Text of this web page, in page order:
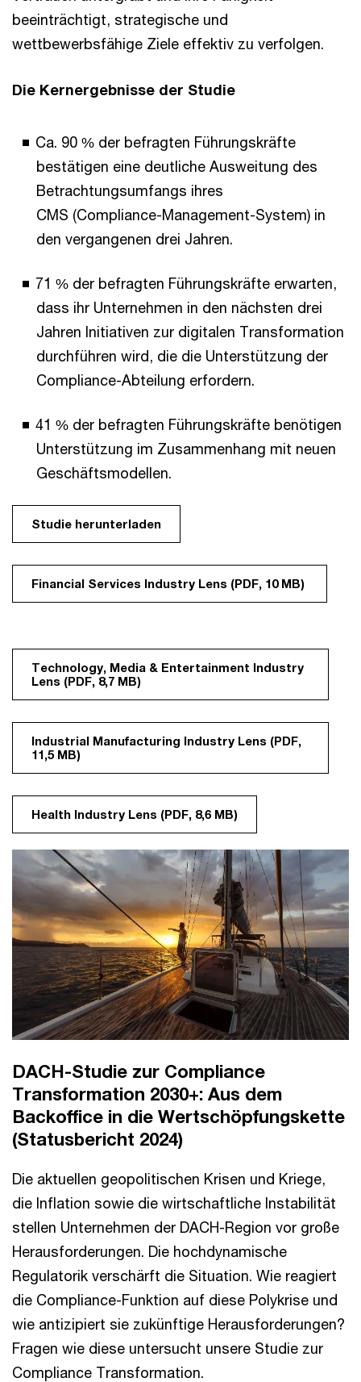
beeinträchtigt, strategische und
wettbewerbsfähige Ziele effektiv zu verfolgen.
Die Kernergebnisse der Studie
Ca. 90 % der befragten Führungskräfte
bestätigen eine deutliche Ausweitung des
Betrachtungsumfangs ihres
CMS (Compliance-Management-System) in
den vergangenen drei Jahren.
71 % der befragten Führungskräfte erwarten,
dass ihr Unternehmen in den nächsten drei
Jahren Initiativen zur digitalen Transformation
durchführen wird, die die Unterstützung der
Compliance-Abteilung erfordern.
41 % der befragten Führungskräfte benötigen
Unterstützung im Zusammenhang mit neuen
Geschäftsmodellen.
Studie herunterladen
Financial Services Industry Lens (PDF, 10 MB)
Technology, Media & Entertainment Industry
Lens (PDF, 8,7 MB)
Industrial Manufacturing Industry Lens (PDF,
11,5 MB)
Health Industry Lens (PDF, 8,6 MB)
DACH-Studie zur Compliance
Transformation 2030+: Aus dem
Backoffice in die Wertschöpfungskette
(Statusbericht 2024)
Die aktuellen geopolitischen Krisen und Kriege,
die Inflation sowie die wirtschaftliche Instabilität
stellen Unternehmen der DACH-Region vor große
Herausforderungen. Die hochdynamische
Regulatorik verschärft die Situation. Wie reagiert
die Compliance-Funktion auf diese Polykrise und
wie antizipiert sie zukünftige Herausforderungen?
Fragen wie diese untersucht unsere Studie zur
Compliance Transformation.